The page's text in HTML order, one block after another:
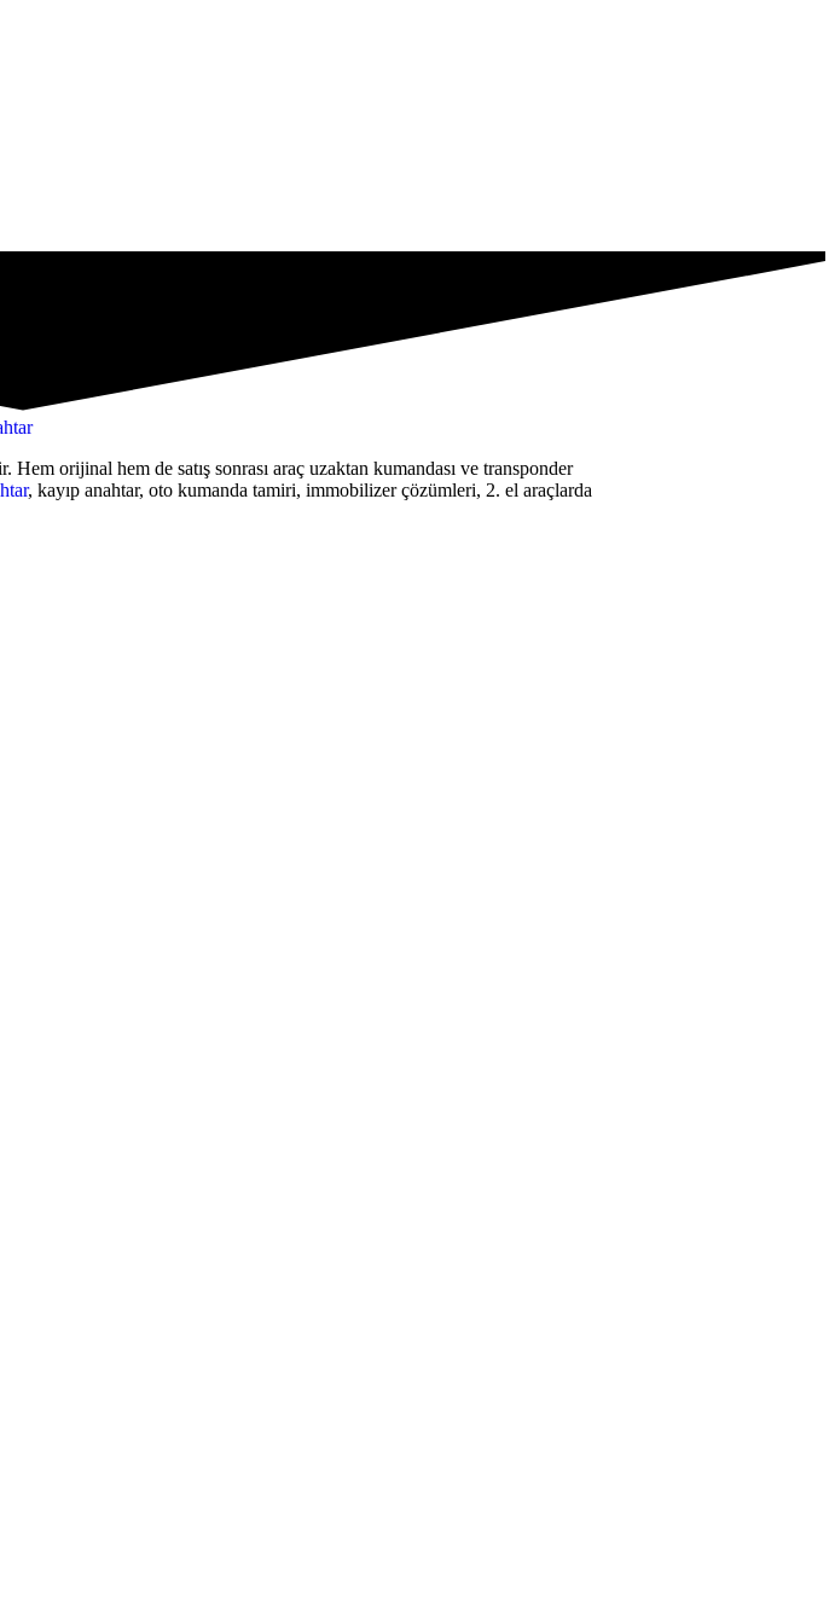
orijinal hem de satış sonrası araç uzaktan kumandası ve transponder
, kayıp anahtar, oto kumanda tamiri, immobilizer çözümleri, 2. el araçlarda